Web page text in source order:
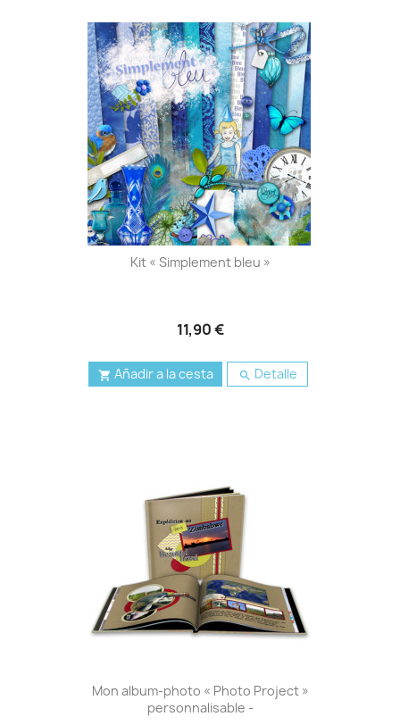
Kit « Simplement bleu »
11,90 €
 Añadir a la cesta  Detalle
Mon album-photo « Photo Project »
personnalisable -